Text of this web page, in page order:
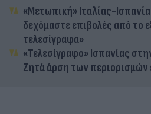
«Μετωπική» Ιταλίας-
δεχόμαστε επιβολές από το
τελεσίγραφα»
«Τελεσίγραφο» Ισπανίας
Ζητά άρση των περιορισμών